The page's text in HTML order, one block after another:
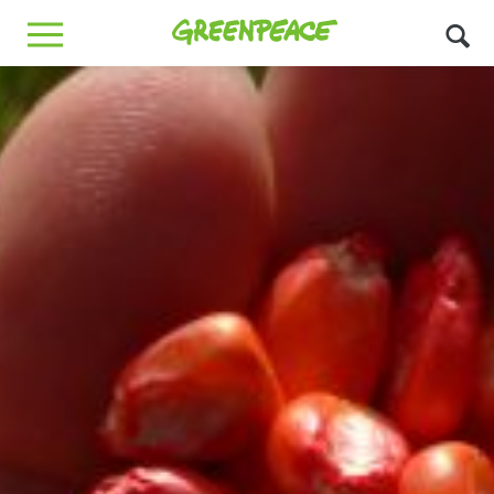
Greenpeace
MENU